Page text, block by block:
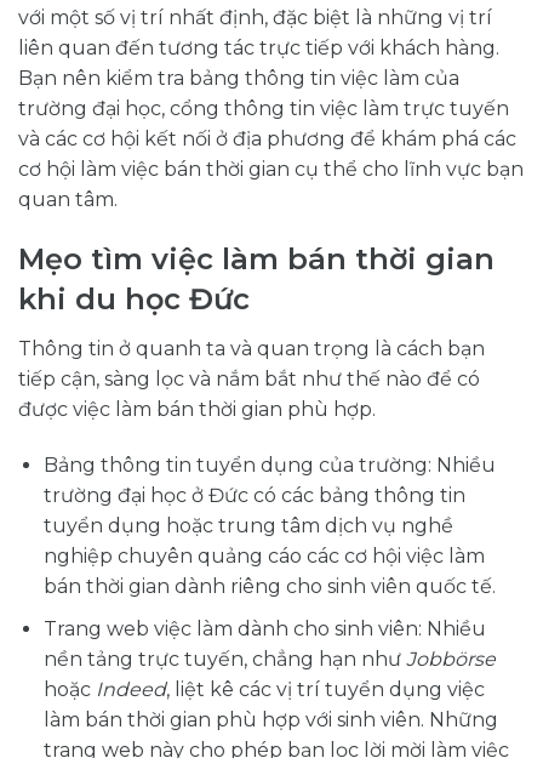
với một số vị trí nhất định, đặc biệt là những vị trí
liên quan đến tương tác trực tiếp với khách hàng.
Bạn nên kiểm tra bảng thông tin việc làm của
trường đại học, cổng thông tin việc làm trực tuyến
và các cơ hội kết nối ở địa phương để khám phá các
cơ hội làm việc bán thời gian cụ thể cho lĩnh vực bạn
quan tâm.
Mẹo tìm việc làm bán thời gian
khi du học Đức
Thông tin ở quanh ta và quan trọng là cách bạn
tiếp cận, sàng lọc và nắm bắt như thế nào để có
được việc làm bán thời gian phù hợp.
Bảng thông tin tuyển dụng của trường: Nhiều
trường đại học ở Đức có các bảng thông tin
tuyển dụng hoặc trung tâm dịch vụ nghề
nghiệp chuyên quảng cáo các cơ hội việc làm
bán thời gian dành riêng cho sinh viên quốc tế.
Trang web việc làm dành cho sinh viên: Nhiều
nền tảng trực tuyến, chẳng hạn như Jobbörse
hoặc Indeed, liệt kê các vị trí tuyển dụng việc
làm bán thời gian phù hợp với sinh viên. Những
trang web này cho phép bạn lọc lời mời làm việc